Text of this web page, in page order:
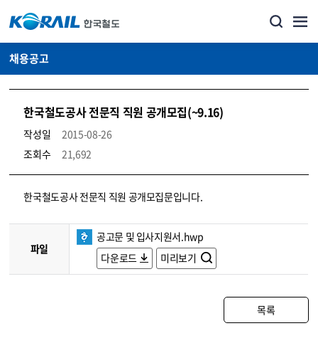
채용공고
한국철도공사 전문직 직원 공개모집(~9.16)
작성일
2015-08-26
조회수
21,692
코레일소개_경영공시_채용공고 상세보기 – 내용, 파일, 담당자 연락처로 구성
한국철도공사 전문직 직원 공개모집문입니다.
파일
공고문 및 입사지원서.hwp
다운로드
미리보기
목록